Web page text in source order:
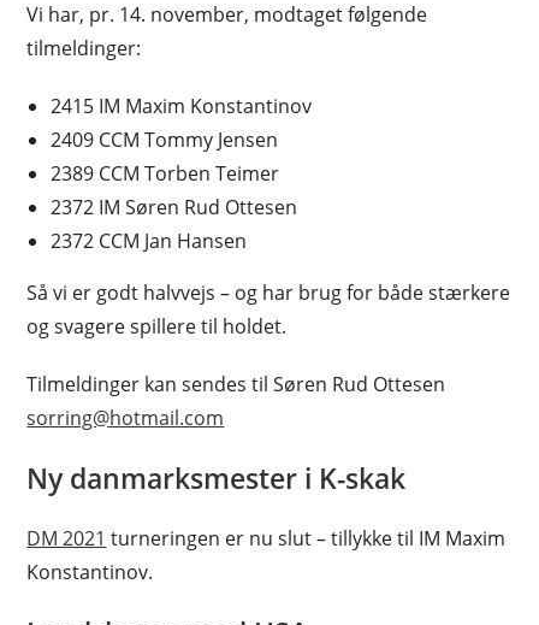
Vi har, pr. 14. november, modtaget følgende
tilmeldinger:
2415 IM Maxim Konstantinov
2409 CCM Tommy Jensen
2389 CCM Torben Teimer
2372 IM Søren Rud Ottesen
2372 CCM Jan Hansen
Så vi er godt halvvejs – og har brug for både stærkere
og svagere spillere til holdet.
Tilmeldinger kan sendes til Søren Rud Ottesen
sorring@hotmail.com
Ny danmarksmester i K-skak
DM 2021 turneringen er nu slut – tillykke til IM Maxim
Konstantinov.